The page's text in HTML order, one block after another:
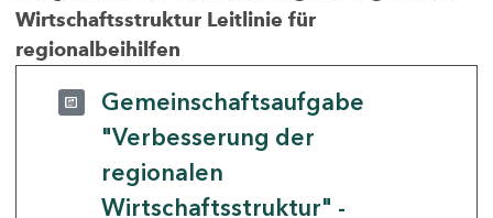
Wirtschaftsstruktur Leitlinie für
regionalbeihilfen
Gemeinschaftsaufgabe
"Verbesserung der
regionalen
Wirtschaftsstruktur" -